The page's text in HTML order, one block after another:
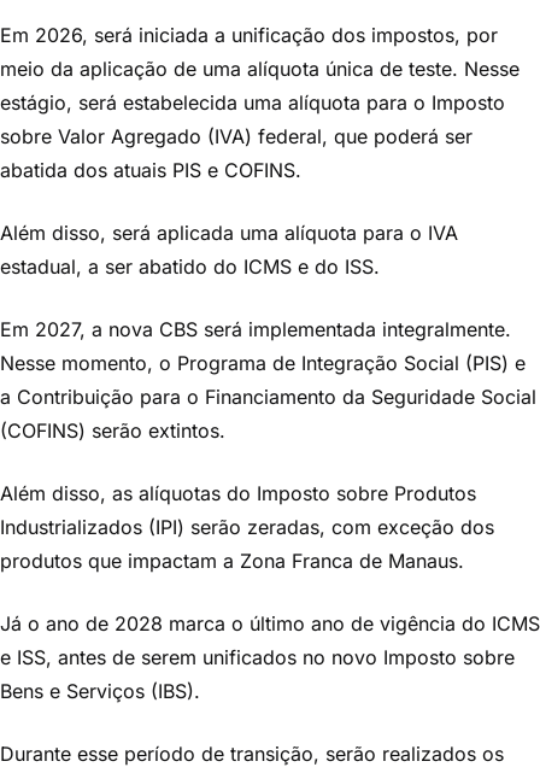
Em 2026, será iniciada a unificação dos impostos, por
meio da aplicação de uma alíquota única de teste. Nesse
estágio, será estabelecida uma alíquota para o Imposto
sobre Valor Agregado (IVA) federal, que poderá ser
abatida dos atuais PIS e COFINS.
Além disso, será aplicada uma alíquota para o IVA
estadual, a ser abatido do ICMS e do ISS.
Em 2027, a nova CBS será implementada integralmente.
Nesse momento, o Programa de Integração Social (PIS) e
a Contribuição para o Financiamento da Seguridade Social
(COFINS) serão extintos.
Além disso, as alíquotas do Imposto sobre Produtos
Industrializados (IPI) serão zeradas, com exceção dos
produtos que impactam a Zona Franca de Manaus.
Já o ano de 2028 marca o último ano de vigência do ICMS
e ISS, antes de serem unificados no novo Imposto sobre
Bens e Serviços (IBS).
Durante esse período de transição, serão realizados os